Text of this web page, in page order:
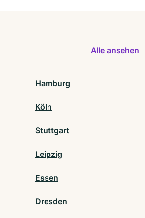
Alle ansehen
Hamburg
Köln
Stuttgart
Leipzig
Essen
Dresden